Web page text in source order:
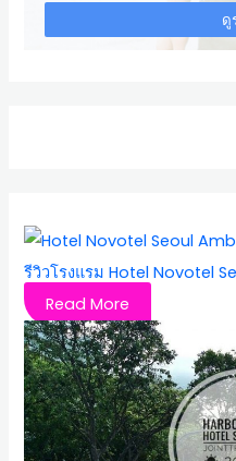
รีวิวโรงแรม Hotel Novotel
Read More